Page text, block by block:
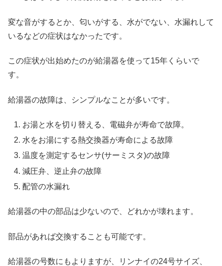
変な音がするとか、匂いがする、水がでない、水漏れして
いるなどの症状はなかったです。
この症状が出始めたのが給湯器を使って15年くらいで
す。
給湯器の故障は、シンプルなことが多いです。
お湯と水を切り替える、電磁弁が寿命で故障。
水をお湯にする熱交換器が寿命による故障
温度を測定するセンサ(サーミスタ)の故障
減圧弁、逆止弁の故障
配管の水漏れ
給湯器の中の部品は少ないので、どれかが壊れます。
部品があれば交換することも可能です。
給湯器の号数にもよりますが、リンナイの24号サイズ、